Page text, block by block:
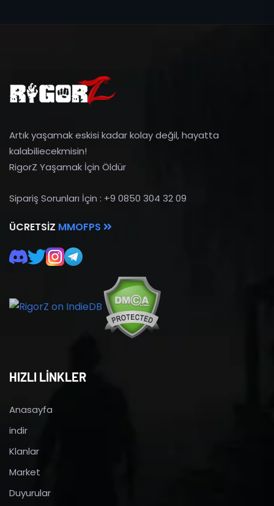
Artık yaşamak eskisi kadar kolay değil, hayatta
kalabiliecekmisin!
RigorZ Yaşamak İçin Öldür
Sipariş Sorunları İçin : +9 0850 304 32 09
ÜCRETSIZ MMOFPS
HIZLI LİNKLER
Anasayfa
indir
Klanlar
Market
Duyurular